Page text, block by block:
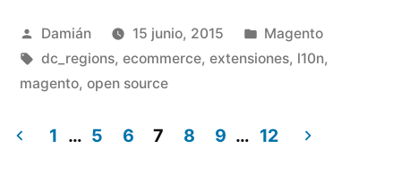
Publicado
por
Damián 15 junio, 2015
Publicado
en
Magento
Etiquetas:
dc_regions, ecommerce, extensiones, l10n,
magento, open source
1 … 5 6 7 8 9 … 12